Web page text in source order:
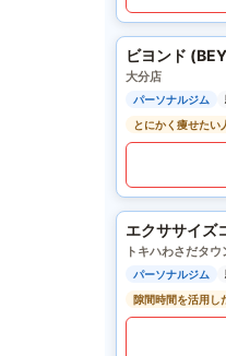
ビヨンド
大分店
パーソナルジム
とにかく痩せたい
エクササイ
トキハわさだタウ
パーソナルジム
隙間時間を活用し